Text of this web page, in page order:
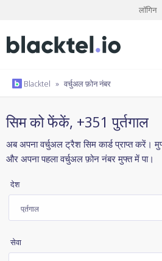
लॉगिन
Blacktel » वर्चुअल फ़ोन नंबर
सिम को फेंकें, +351 पुर्तगाल
अब अपना वर्चुअल ट्रैश सिम कार्ड प्राप्त करें।
और अपना पहला वर्चुअल फ़ोन नंबर मुफ्त में पा।
देश
सेवा